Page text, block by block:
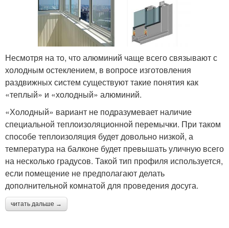
Несмотря на то, что алюминий чаще всего связывают с
холодным остеклением, в вопросе изготовления
раздвижных систем существуют такие понятия как
«теплый» и «холодный» алюминий.
«Холодный» вариант не подразумевает наличие
специальной теплоизоляционной перемычки. При таком
способе теплоизоляция будет довольно низкой, а
температура на балконе будет превышать уличную всего
на несколько градусов. Такой тип профиля используется,
если помещение не предполагают делать
дополнительной комнатой для проведения досуга.
читать дальше →